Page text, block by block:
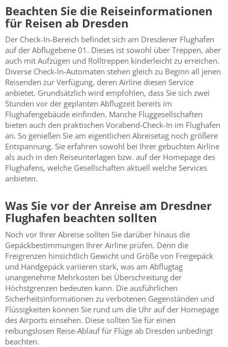
Beachten Sie die Reiseinformationen
für Reisen ab Dresden
Der Check-In-Bereich befindet sich am Dresdener Flughafen
auf der Abflugebene 01. Dieses ist sowohl über Treppen, aber
auch mit Aufzügen und Rolltreppen kinderleicht zu erreichen.
Diverse Check-In-Automaten stehen gleich zu Beginn all jenen
Reisenden zur Verfügung, deren Airline diesen Service
anbietet. Grundsätzlich wird empfohlen, dass Sie sich zwei
Stunden vor der geplanten Abflugzeit bereits im
Flughafengebäude einfinden. Manche Fluggesellschaften
bieten auch den praktischen Vorabend-Check-In im Flughafen
an. So genießen Sie am eigentlichen Abreisetag noch größere
Entspannung. Sie erfahren sowohl bei Ihrer gebuchten Airline
als auch in den Reiseunterlagen bzw. auf der Homepage des
Flughafens, welche Gesellschaften aktuell welche Services
anbieten.
Was Sie vor der Anreise am Dresdner
Flughafen beachten sollten
Noch vor Ihrer Abreise sollten Sie darüber hinaus die
Gepäckbestimmungen Ihrer Airline prüfen. Denn die
Freigrenzen hinsichtlich Gewicht und Größe von Freigepäck
und Handgepäck variieren stark, was am Abflugtag
unangenehme Mehrkosten bei Überschreitung der
Höchstgrenzen bedeuten kann. Die ausführlichen
Sicherheitsinformationen zu verbotenen Gegenständen und
Flüssigkeiten können Sie rund um die Uhr auf der Homepage
des Airports einsehen. Diese sollten Sie für einen
reibungslosen Reise-Ablauf für Flüge ab Dresden unbedingt
beachten.